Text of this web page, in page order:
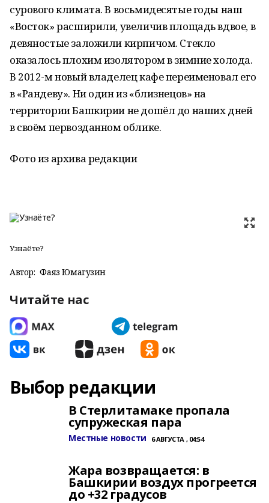
сурового климата. В восьмидесятые годы наш
«Восток» расширили, увеличив площадь вдвое, в
девяностые заложили кирпичом. Стекло
оказалось плохим изолятором в зимние холода.
В 2012-м новый владелец кафе переименовал его
в «Рандеву». Ни один из «близнецов» на
территории Башкирии не дошёл до наших дней
в своём первозданном облике.
Фото из архива редакции
Узнаёте?
Автор: Фаяз Юмагузин
Читайте нас
Выбор редакции
В Стерлитамаке пропала
супружеская пара
Местные новости 6 АВГУСТА , 04:54
Жара возвращается: в
Башкирии воздух прогреется
до +32 градусов